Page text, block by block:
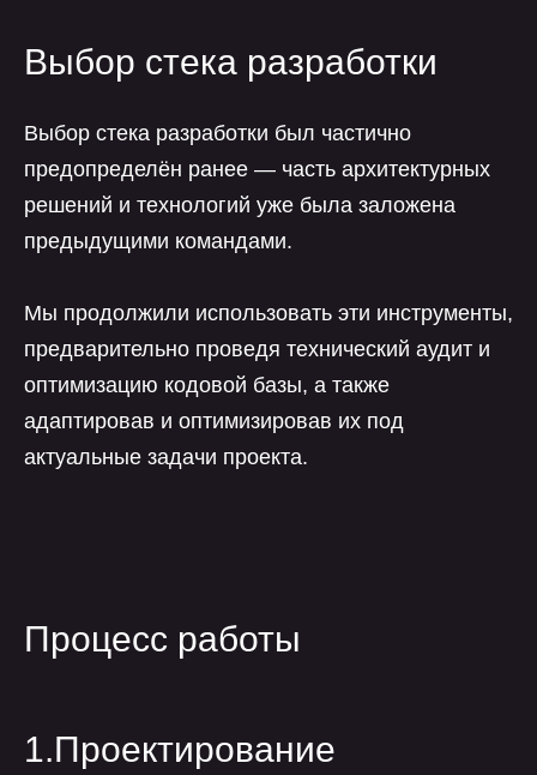
Выбор стека разработки
Выбор стека разработки был частично
предопределён ранее — часть архитектурных
решений и технологий уже была заложена
предыдущими командами.
Мы продолжили использовать эти инструменты,
предварительно проведя технический аудит и
оптимизацию кодовой базы, а также
адаптировав и оптимизировав их под
актуальные задачи проекта.
Процесс работы
1.Проектирование